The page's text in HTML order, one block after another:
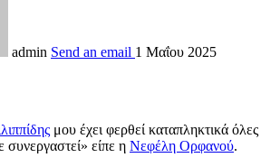
admin Send an email 1 Μαΐου 2025
μου έχει φερθεί καταπληκτικά όλες
συνεργαστεί» είπε η Νεφέλη Ορφανού.